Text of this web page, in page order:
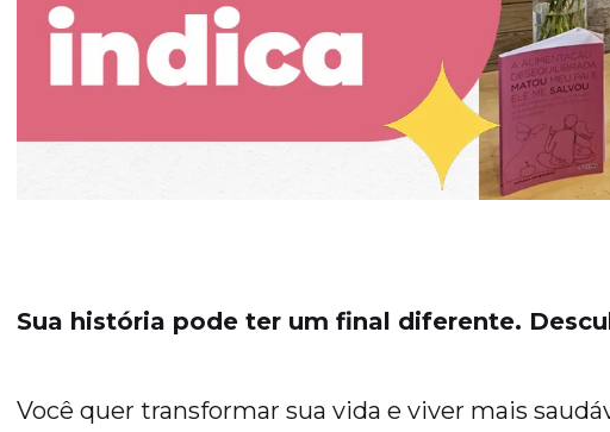
Sua história pode ter um final diferente.
Você quer transformar sua vida e viver mais